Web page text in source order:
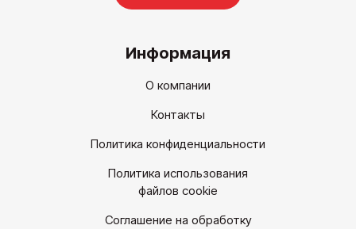
Информация
О компании
Контакты
Политика конфиденциальности
Политика использования
файлов cookie
Соглашение на обработку